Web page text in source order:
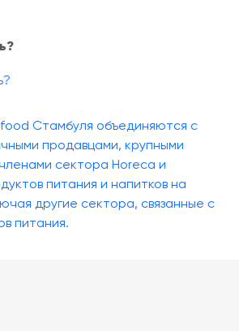
Стамбуля объединяются с
продавцами, крупными
сектора Horeca и
питания и напитков на
другие сектора, связанные с
питания.